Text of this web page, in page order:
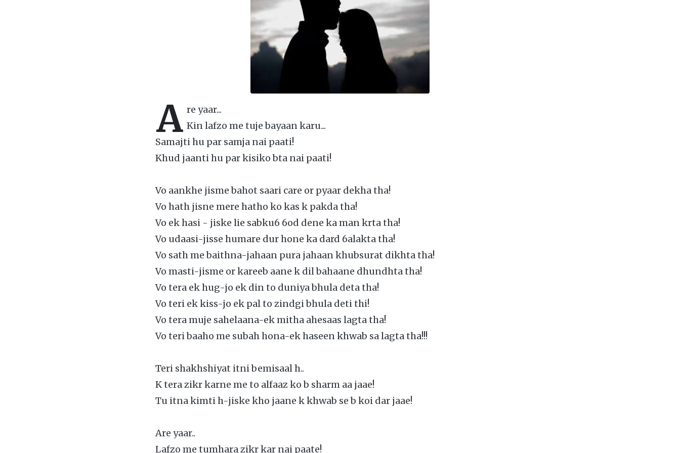
A re yaar...
Kin lafzo me tuje bayaan karu...
Samajti hu par samja nai paati!
Khud jaanti hu par kisiko bta nai paati!
Vo aankhe jisme bahot saari care or pyaar dekha tha!
Vo hath jisne mere hatho ko kas k pakda tha!
Vo ek hasi - jiske lie sabku6 6od dene ka man krta tha!
Vo udaasi-jisse humare dur hone ka dard 6alakta tha!
Vo sath me baithna-jahaan pura jahaan khubsurat dikhta tha!
Vo masti-jisme or kareeb aane k dil bahaane dhundhta tha!
Vo tera ek hug-jo ek din to duniya bhula deta tha!
Vo teri ek kiss-jo ek pal to zindgi bhula deti thi!
Vo tera muje sahelaana-ek mitha ahesaas lagta tha!
Vo teri baaho me subah hona-ek haseen khwab sa lagta tha!!!
Teri shakhshiyat itni bemisaal h..
K tera zikr karne me to alfaaz ko b sharm aa jaae!
Tu itna kimti h-jiske kho jaane k khwab se b koi dar jaae!
Are yaar..
Lafzo me tumhara zikr kar nai paate!